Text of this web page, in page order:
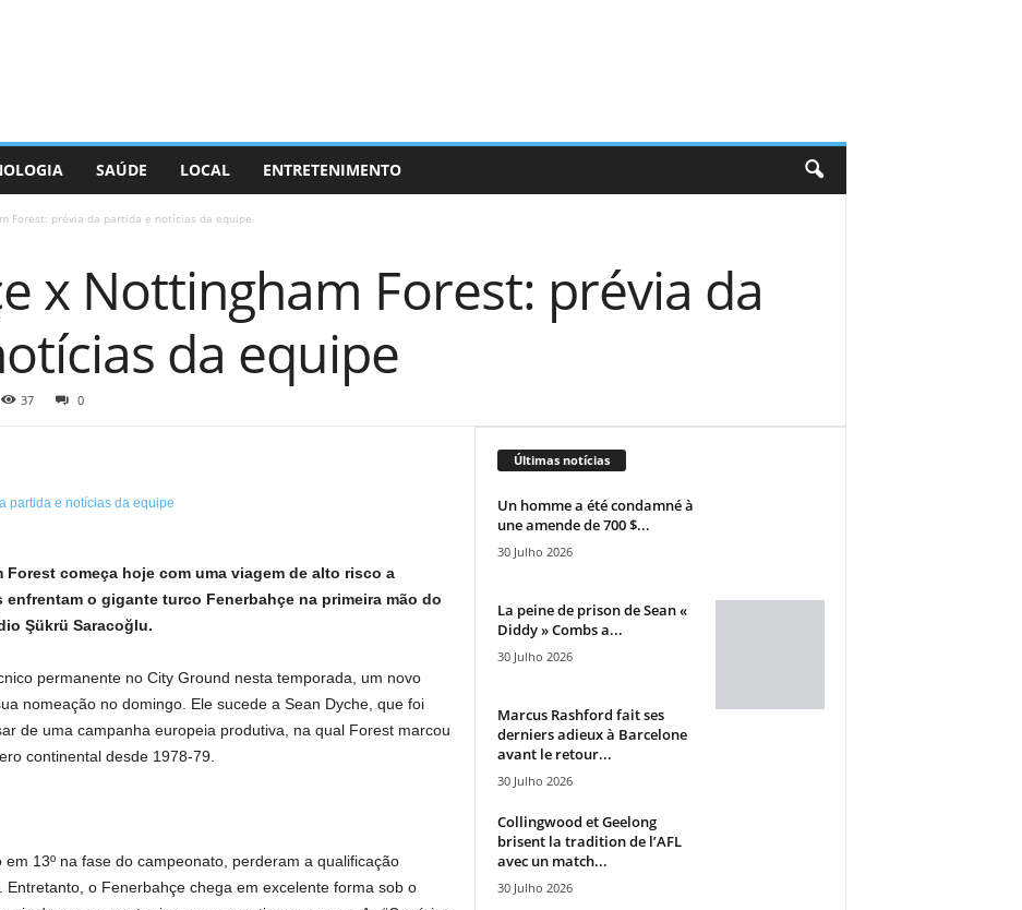
SAÚDE LOCAL ENTRETENIMENTO
Forest: prévia da partida e notícias da equipe
x Nottingham Forest: prévia da
da equipe
37 0
Forest começa hoje com uma viagem de alto risco a
o gigante turco Fenerbahçe na primeira mão do
Şükrü Saracoğlu.
permanente no City Ground nesta temporada, um novo
nomeação no domingo. Ele sucede a Sean Dyche, que foi
de uma campanha europeia produtiva, na qual Forest marcou
continental desde 1978-79.
13º na fase do campeonato, perderam a qualificação
o Fenerbahçe chega em excelente forma sob o
Últimas notícias
Un homme a été condamné à
une amende de 700 $...
30 Julho 2026
La peine de prison de Sean «
Diddy » Combs a...
30 Julho 2026
Marcus Rashford fait ses
derniers adieux à Barcelone
avant le retour...
30 Julho 2026
Collingwood et Geelong
brisent la tradition de l’AFL
avec un match...
30 Julho 2026